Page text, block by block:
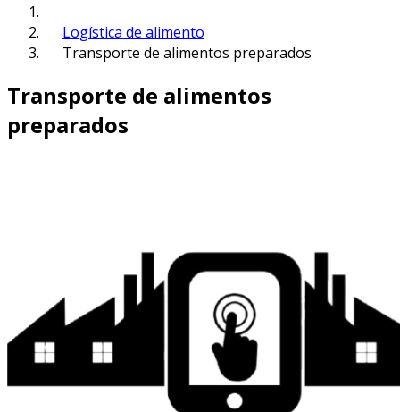
Logística de alimento
Transporte de alimentos preparados
Transporte de alimentos
preparados